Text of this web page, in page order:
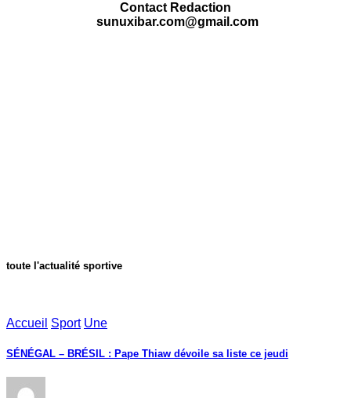
Contact Redaction
sunuxibar.com@gmail.com
toute l'actualité sportive
Accueil Sport Une
SÉNÉGAL – BRÉSIL : Pape Thiaw dévoile sa liste ce jeudi